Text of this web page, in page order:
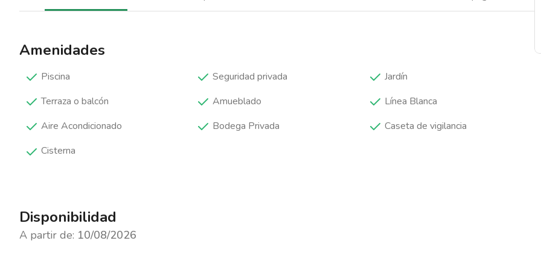
Amenidades
Piscina Seguridad privada
Jardín
Terraza o balcón
Amueblado
Línea Blanca
Aire Acondicionado
Bodega Privada
Caseta de vigilancia
Cisterna
Disponibilidad
A partir de: 10/08/2026